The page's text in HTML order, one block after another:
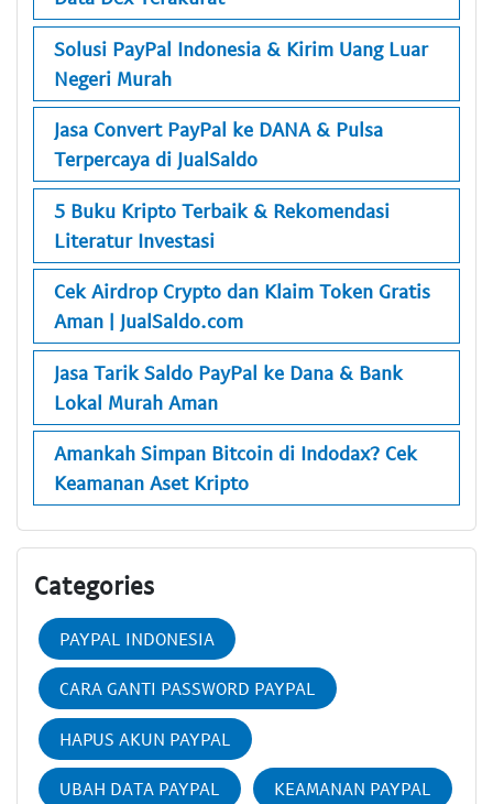
Solusi PayPal Indonesia & Kirim Uang Luar
Negeri Murah
Jasa Convert PayPal ke DANA & Pulsa
Terpercaya di JualSaldo
5 Buku Kripto Terbaik & Rekomendasi
Literatur Investasi
Cek Airdrop Crypto dan Klaim Token Gratis
Aman | JualSaldo.com
Jasa Tarik Saldo PayPal ke Dana & Bank
Lokal Murah Aman
Amankah Simpan Bitcoin di Indodax? Cek
Keamanan Aset Kripto
Categories
PAYPAL INDONESIA
CARA GANTI PASSWORD PAYPAL
HAPUS AKUN PAYPAL
UBAH DATA PAYPAL KEAMANAN PAYPAL